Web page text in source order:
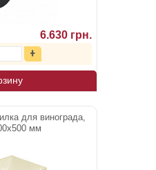
6.630 грн.
для винограда,
мм